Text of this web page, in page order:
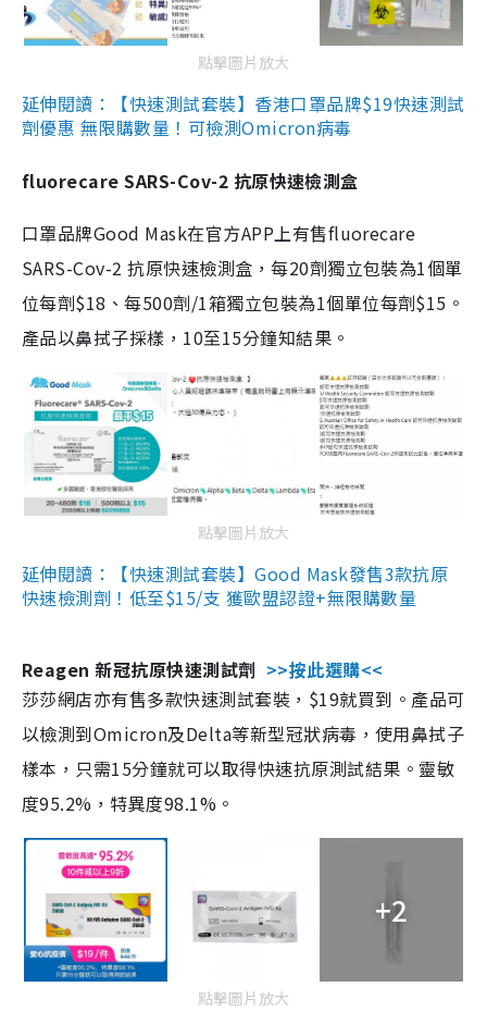
點擊圖片放大
延伸閱讀：【快速測試套裝】香港口罩品牌$19快速測試
劑優惠 無限購數量！可檢測Omicron病毒
fluorecare SARS-Cov-2 抗原快速檢測盒
口罩品牌Good Mask在官方APP上有售fluorecare
SARS-Cov-2 抗原快速檢測盒，每20劑獨立包裝為1個單
位每劑$18、每500劑/1箱獨立包裝為1個單位每劑$15。
產品以鼻拭子採樣，10至15分鐘知結果。
點擊圖片放大
延伸閱讀：【快速測試套裝】Good Mask發售3款抗原
快速檢測劑！低至$15/支 獲歐盟認證+無限購數量
Reagen 新冠抗原快速測試劑 >>按此選購<<
莎莎網店亦有售多款快速測試套裝，$19就買到。產品可
以檢測到Omicron及Delta等新型冠狀病毒，使用鼻拭子
樣本，只需15分鐘就可以取得快速抗原測試結果。靈敏
度95.2%，特異度98.1%。
+2
點擊圖片放大